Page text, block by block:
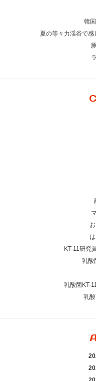
韓
夏の等々力渓谷で
KT-11研究
乳酸
乳酸菌KT-
乳